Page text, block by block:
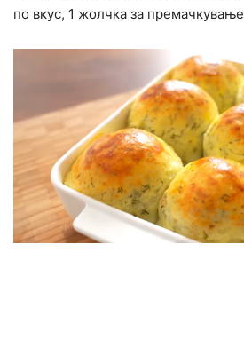
по вкус, 1 жолчка за премачкување